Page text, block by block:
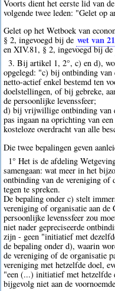
Voorts dient het eerste lid van
volgende twee leden: "Gelet op
Gelet op het Wetboek van
§ 2, ingevoegd bij de wet van
en XIV.81, § 2, ingevoegd bij de
3. Bij artikel 1, 2°, c) en d),
opgelegd: "c) bij ontbinding van
netto-actief enkel bestemd ten
doelstellingen, of bij gebreke,
de persoonlijke levenssfeer;
d) bij vrijwillige ontbinding van
pas ingaan na oprichting van
kosteloze overdracht van alle
Die twee bepalingen geven
1° Het is de afdeling
samengaan: wat meer in het
ontbinding van de vereniging of
tegen te spreken.
De bepaling onder c) stelt
vereniging of organisatie aan
persoonlijke levenssfeer zou
niet nader gepreciseerde
zijn - geen "initiatief met
de bepaling onder d), waarin
de vereniging of de organisatie
vereniging met hetzelfde doel,
"een (...) initiatief met hetzelfde
bijgevolg niet aan de